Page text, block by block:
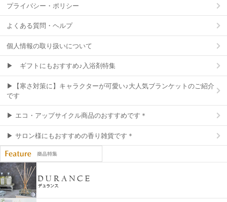
プライバシー・ポリシー
よくある質問・ヘルプ
個人情報の取り扱いについて
▶ ギフトにもおすすめ♪入浴剤特集
▶【寒さ対策に】キャラクターが可愛い♪大人気ブランケットのご紹介
です
▶ エコ・アップサイクル商品のおすすめです＊
▶ サロン様にもおすすめの香り雑貨です＊